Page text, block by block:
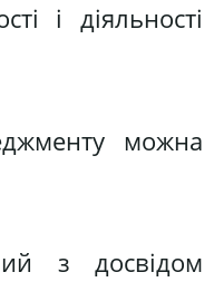
і діяльності
можна
з досвідом